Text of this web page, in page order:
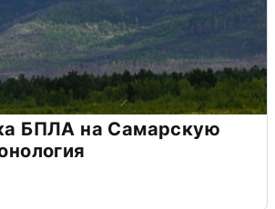
БПЛА на Самарскую